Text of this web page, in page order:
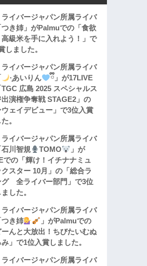
イバージャパン所属ライバ
つき姉」がPalmuでの「食欲
級米を手に入れよう！」で
しました。
イバージャパン所属ライバ
·̩͙あいりん
ྀི」が17LIVE
広島 2025 スペシャルス
出演権争奪戦 STAGE2」の
ウェイデビュー」で3位入賞
。
イバージャパン所属ライバ
石川智規
TOMO
」が
での「輝け！イチナナミュ
スター 10月」の「総合ラ
グ 全ライバー部門」で3位
した。
イバージャパン所属ライバ
き姉
」がPalmuでの
ーんと大放出！ちびたいむぬ
」で1位入賞しました。
イバージャパン所属ライバ